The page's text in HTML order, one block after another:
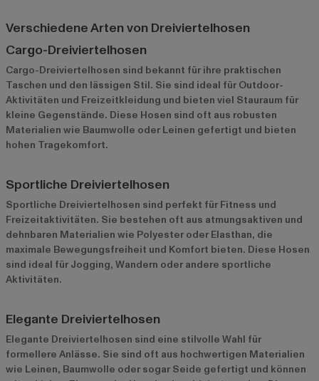
Verschiedene Arten von Dreiviertelhosen
Cargo-Dreiviertelhosen
Cargo-Dreiviertelhosen sind bekannt für ihre praktischen
Taschen und den lässigen Stil. Sie sind ideal für Outdoor-
Aktivitäten und Freizeitkleidung und bieten viel Stauraum für
kleine Gegenstände. Diese Hosen sind oft aus robusten
Materialien wie Baumwolle oder Leinen gefertigt und bieten
hohen Tragekomfort.
Sportliche Dreiviertelhosen
Sportliche Dreiviertelhosen sind perfekt für Fitness und
Freizeitaktivitäten. Sie bestehen oft aus atmungsaktiven und
dehnbaren Materialien wie Polyester oder Elasthan, die
maximale Bewegungsfreiheit und Komfort bieten. Diese Hosen
sind ideal für Jogging, Wandern oder andere sportliche
Aktivitäten.
Elegante Dreiviertelhosen
Elegante Dreiviertelhosen sind eine stilvolle Wahl für
formellere Anlässe. Sie sind oft aus hochwertigen Materialien
wie Leinen, Baumwolle oder sogar Seide gefertigt und können